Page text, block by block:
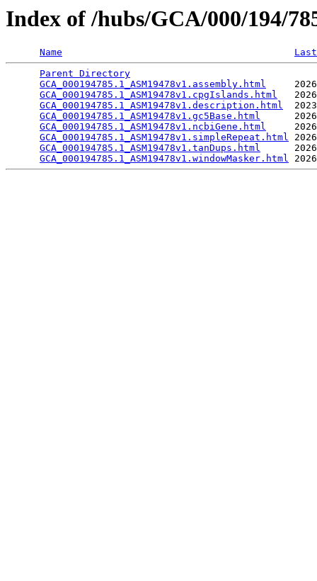
Index of /hubs/GCA/000/194/
Name
Parent Directory
GCA_000194785.1_ASM19478v1.assembly.html
GCA_000194785.1_ASM19478v1.cpgIslands.html
GCA_000194785.1_ASM19478v1.description.html
GCA_000194785.1_ASM19478v1.gc5Base.html
GCA_000194785.1_ASM19478v1.ncbiGene.html
GCA_000194785.1_ASM19478v1.simpleRepeat.html
GCA_000194785.1_ASM19478v1.tanDups.html
GCA_000194785.1_ASM19478v1.windowMasker.html